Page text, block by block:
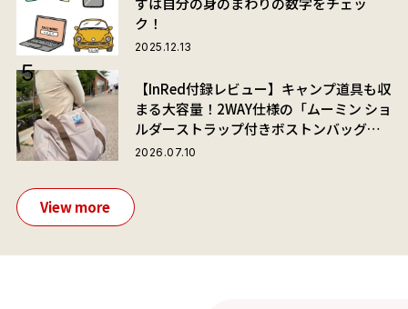
ク！
2025.12.13
【InRed付録レビュー】キャンプ道具も収
まる大容量！2WAY仕様の「ムーミン ショ
ルダーストラップ付きボストンバッグ」
が夏旅におすすめな理由
2026.07.10
View more